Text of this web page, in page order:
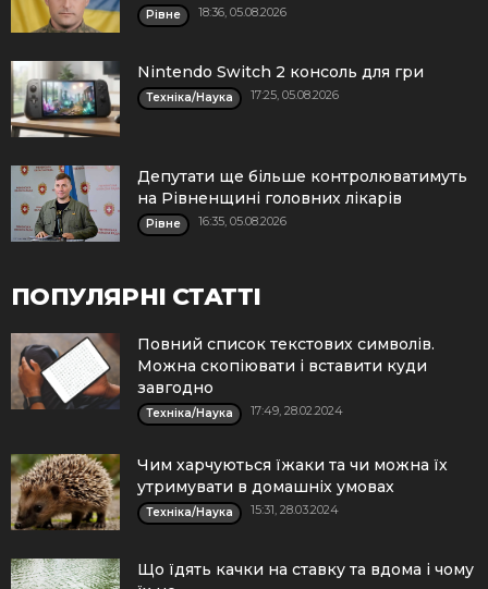
Рівне 18:36, 05.08.2026
Nintendo Switch 2 консоль для гри
Техніка/Наука 17:25, 05.08.2026
Депутати ще більше контролюватимуть
на Рівненщині головних лікарів
Рівне 16:35, 05.08.2026
ПОПУЛЯРНІ СТАТТІ
Повний список текстових символів.
Можна скопіювати і вставити куди
завгодно
Техніка/Наука 17:49, 28.02.2024
Чим харчуються їжаки та чи можна їх
утримувати в домашніх умовах
Техніка/Наука 15:31, 28.03.2024
Що їдять качки на ставку та вдома і чому